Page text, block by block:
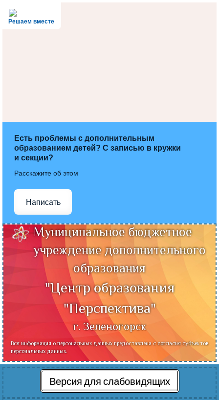
Решаем вместе
Есть проблемы с дополнительным
образованием детей? С записью в кружки
и секции?
Расскажите об этом
Написать
Муниципальное бюджетное
учреждение дополнительного
образования
"Центр образования
"Перспектива"
г. Зеленогорск
Вся информация о персональных данных предоставлена с согласия субъектов
персональных данных.
Версия для слабовидящих